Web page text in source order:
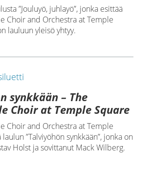
”Jouluyö, juhlayö”, jonka esittää
Choir and Orchestra at Temple
lauluun yleisö yhtyy.
synkkään – The
Choir at Temple Square
Choir and Orchestra at Temple
”Talviyöhön synkkään”, jonka on
Holst ja sovittanut Mack Wilberg.